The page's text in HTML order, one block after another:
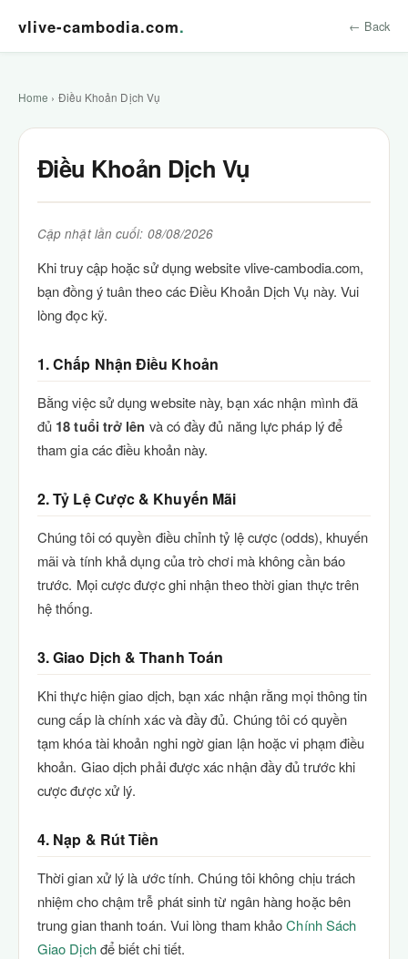
vlive-cambodia.com. ← Back
Home › Điều Khoản Dịch Vụ
Điều Khoản Dịch Vụ
Cập nhật lần cuối: 08/08/2026
Khi truy cập hoặc sử dụng website vlive-cambodia.com,
bạn đồng ý tuân theo các Điều Khoản Dịch Vụ này. Vui
lòng đọc kỹ.
1. Chấp Nhận Điều Khoản
Bằng việc sử dụng website này, bạn xác nhận mình đã
đủ 18 tuổi trở lên và có đầy đủ năng lực pháp lý để
tham gia các điều khoản này.
2. Tỷ Lệ Cược & Khuyến Mãi
Chúng tôi có quyền điều chỉnh tỷ lệ cược (odds), khuyến
mãi và tính khả dụng của trò chơi mà không cần báo
trước. Mọi cược được ghi nhận theo thời gian thực trên
hệ thống.
3. Giao Dịch & Thanh Toán
Khi thực hiện giao dịch, bạn xác nhận rằng mọi thông tin
cung cấp là chính xác và đầy đủ. Chúng tôi có quyền
tạm khóa tài khoản nghi ngờ gian lận hoặc vi phạm điều
khoản. Giao dịch phải được xác nhận đầy đủ trước khi
cược được xử lý.
4. Nạp & Rút Tiền
Thời gian xử lý là ước tính. Chúng tôi không chịu trách
nhiệm cho chậm trễ phát sinh từ ngân hàng hoặc bên
trung gian thanh toán. Vui lòng tham khảoChính Sách
Giao Dịchđể biết chi tiết.